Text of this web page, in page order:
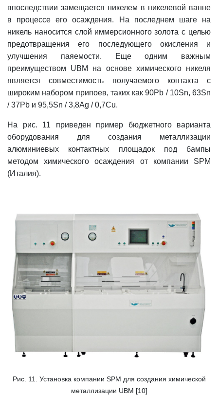
впоследствии замещается никелем в никелевой ванне
в процессе его осаждения. На последнем шаге на
никель наносится слой иммерсионного золота с целью
предотвращения его последующего окисления и
улучшения паяемости. Еще одним важным
преимуществом UBM на основе химического никеля
является совместимость получаемого контакта с
широким набором припоев, таких как 90Pb / 10Sn, 63Sn
/ 37Pb и 95,5Sn / 3,8Ag / 0,7Cu.
На рис. 11 приведен пример бюджетного варианта
оборудования для создания металлизации
алюминиевых контактных площадок под бампы
методом химического осаждения от компании SPM
(Италия).
Рис. 11. Установка компании SPM для создания химической
металлизации UBM [10]